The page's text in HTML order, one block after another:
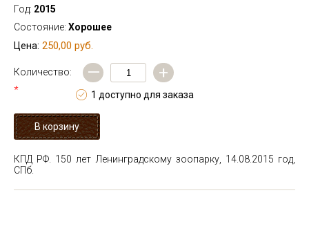
Год: 2015
Состояние: Хорошее
Цена: 250,00 руб.
Количество:
*
— +
1 доступно для заказа
КПД РФ. 150 лет Ленинградскому зоопарку, 14.08.2015 год,
СПб.